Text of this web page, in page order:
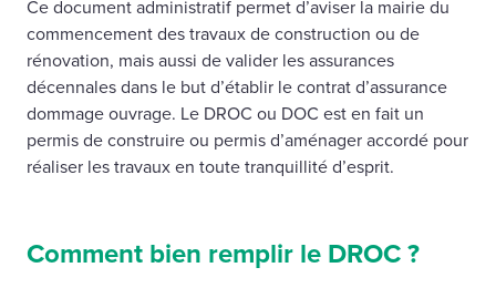
Ce document administratif permet d’aviser la mairie du
commencement des travaux de construction ou de
rénovation, mais aussi de valider les assurances
décennales dans le but d’établir le contrat d’assurance
dommage ouvrage. Le DROC ou DOC est en fait un
permis de construire ou permis d’aménager accordé pour
réaliser les travaux en toute tranquillité d’esprit.
Comment bien remplir le DROC ?